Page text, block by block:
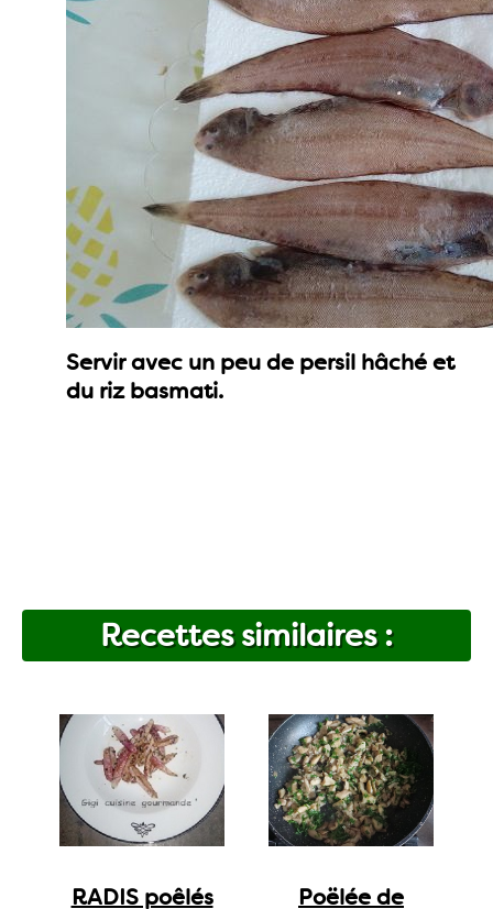
Servir avec un peu de persil hâché et
du riz basmati.
Recettes similaires :
RADIS poêlés Poëlée de